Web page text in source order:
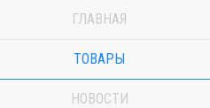
ГЛАВНАЯ
ТОВАРЫ
НОВОСТИ